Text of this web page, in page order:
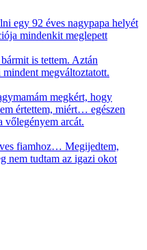
egy 92 éves nagypapa helyét
mindenkit meglepett
is tettem. Aztán
megváltoztatott.
megkért, hogy
értettem, miért… egészen
vőlegényem arcát.
fiamhoz… Megijedtem,
nem tudtam az igazi okot